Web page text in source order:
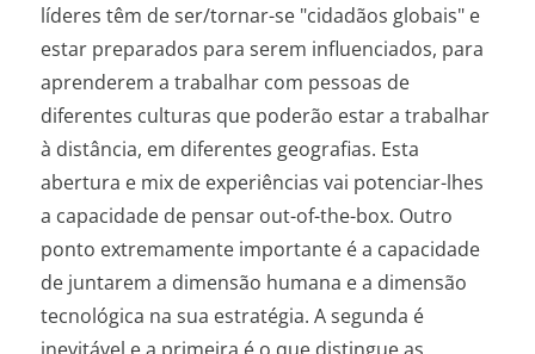
líderes têm de ser/tornar-se "cidadãos globais" e
estar preparados para serem influenciados, para
aprenderem a trabalhar com pessoas de
diferentes culturas que poderão estar a trabalhar
à distância, em diferentes geografias. Esta
abertura e mix de experiências vai potenciar-lhes
a capacidade de pensar out-of-the-box. Outro
ponto extremamente importante é a capacidade
de juntarem a dimensão humana e a dimensão
tecnológica na sua estratégia. A segunda é